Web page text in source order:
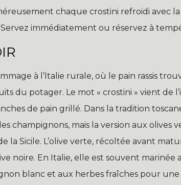
chaque crostini refroidi avec la
immédiatement ou réservez à
à l’Italie rurale, où le pain rassis
du potager. Le mot « crostini » vient de
de pain grillé. Dans la tradition
champignons, mais la version aux olives
la Sicile. L’olive verte, récoltée avant
noire. En Italie, elle est souvent marinée
blanc et aux herbes fraîches pour